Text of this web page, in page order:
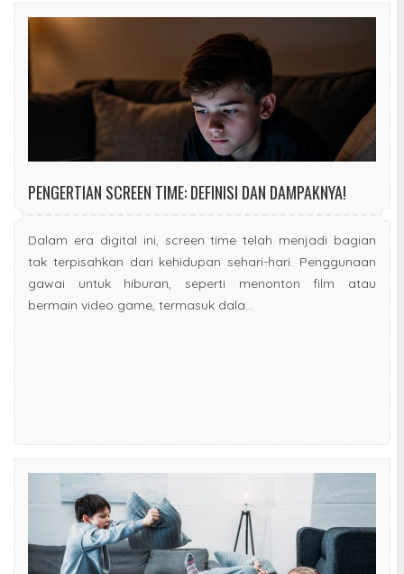
PENGERTIAN SCREEN TIME: DEFINISI DAN DAMPAKNYA!
Dalam era digital ini, screen time telah menjadi bagian
tak terpisahkan dari kehidupan sehari-hari. Penggunaan
gawai untuk hiburan, seperti menonton film atau
bermain video game, termasuk dala...